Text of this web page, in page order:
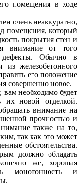
помещения в ходе
очень неаккуратно,
помещения, который
покрытия стен и
внимание от того
дефекты. Обычно в
из железобетонного
его положение
совершенно новое.
вам необходимо будет
их новой отделкой.
внимание на
прочностью и
также на то,
так как это может
обстоятельства.
должно обладать
же, хорошая
монотонность и